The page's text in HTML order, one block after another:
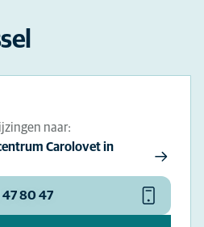
naar:
Carolovet in
47 80 47